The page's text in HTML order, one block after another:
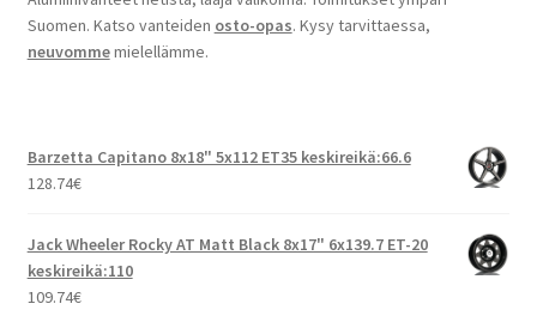
Suomen. Katso vanteiden osto-opas. Kysy tarvittaessa,
neuvommemielellämme.
Barzetta Capitano 8x18" 5x112 ET35 keskireikä:66.6
128.74€
Jack Wheeler Rocky AT Matt Black 8x17" 6x139.7 ET-20
keskireikä:110
109.74€